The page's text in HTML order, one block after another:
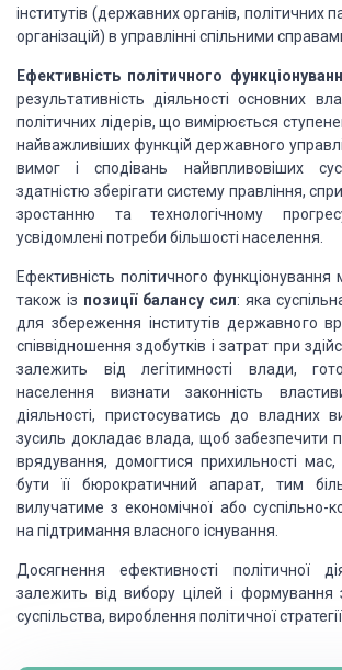
інститутів (державних органів, політичних
організацій) в управлінні спільними
Ефективність політичного
результативність діяльності основних
політичних лідерів, що вимірюється
найважливіших функцій державного
вимог і сподівань найвпливовіших
здатністю зберігати систему правління,
зростанню та технологічному
усвідомлені потреби більшості населення.
Ефективність політичного
також із позиції балансу сил: яка
для збереження інститутів державного
співвідношення здобутків і затрат при
залежить від легітимності влади,
населення визнати законність
діяльності, пристосуватись до владних
зусиль докладає влада, щоб забезпечити
врядування, домогтися прихильності
бути її бюрократичний апарат, тим
вилучатиме з економічної або суспільно-
на підтримання власного існування.
Досягнення ефективності політичної
залежить від вибору цілей і формування
суспільства, вироблення політичної стратегії.